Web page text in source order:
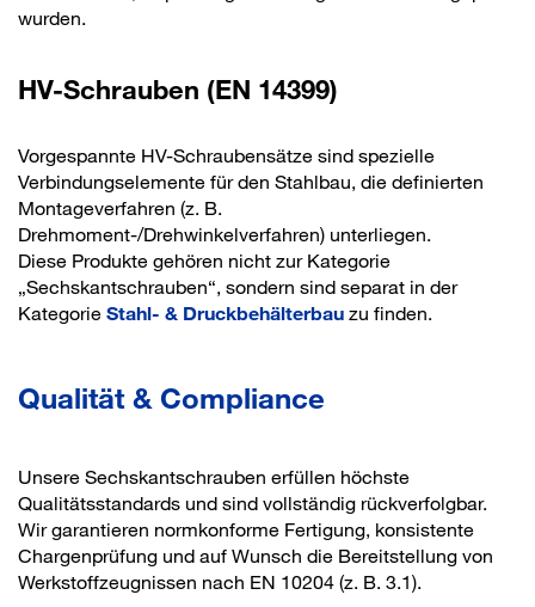
wurden.
HV-Schrauben (EN 14399)
Vorgespannte HV-Schraubensätze sind spezielle
Verbindungselemente für den Stahlbau, die definierten
Montageverfahren (z. B.
Drehmoment-/Drehwinkelverfahren) unterliegen.
Diese Produkte gehören nicht zur Kategorie
„Sechskantschrauben“, sondern sind separat in der
Kategorie Stahl- & Druckbehälterbau zu finden.
Qualität & Compliance
Unsere Sechskantschrauben erfüllen höchste
Qualitätsstandards und sind vollständig rückverfolgbar.
Wir garantieren normkonforme Fertigung, konsistente
Chargenprüfung und auf Wunsch die Bereitstellung von
Werkstoffzeugnissen nach EN 10204 (z. B. 3.1).